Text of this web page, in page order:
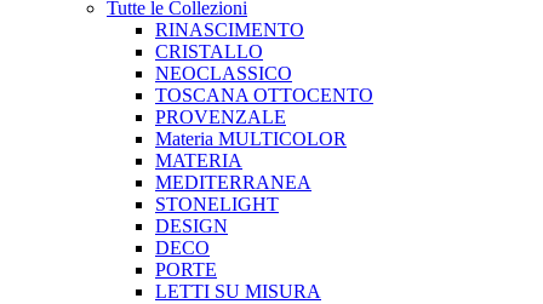
Tutte le Collezioni
RINASCIMENTO
CRISTALLO
NEOCLASSICO
TOSCANA OTTOCENTO
PROVENZALE
Materia MULTICOLOR
MATERIA
MEDITERRANEA
STONELIGHT
DESIGN
DECO
PORTE
LETTI SU MISURA